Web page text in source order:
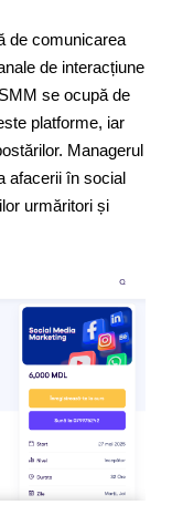
de comunicarea
de interacțiune
se ocupă de
platforme, iar
Managerul
afacerii în social
urmăritori și